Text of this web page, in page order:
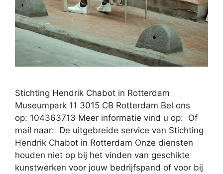
Stichting Hendrik Chabot in Rotterdam
Museumpark 11 3015 CB Rotterdam Bel ons
op: 104363713 Meer informatie vind u op: Of
mail naar: De uitgebreide service van Stichting
Hendrik Chabot in Rotterdam Onze diensten
houden niet op bij het vinden van geschikte
kunstwerken voor jouw bedrijfspand of voor bij